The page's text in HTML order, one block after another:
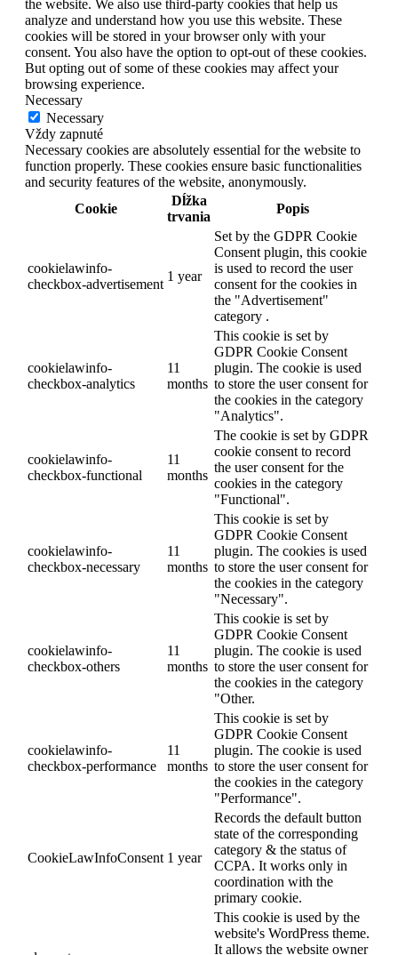
the website. We also use third-party cookies that help us
analyze and understand how you use this website. These
cookies will be stored in your browser only with your
consent. You also have the option to opt-out of these cookies.
But opting out of some of these cookies may affect your
browsing experience.
Necessary
Necessary
Vždy zapnuté
Necessary cookies are absolutely essential for the website to
function properly. These cookies ensure basic functionalities
and security features of the website, anonymously.
Cookie
Dĺžka
trvania
Popis
cookielawinfo-
checkbox-advertisement
1 year
Set by the GDPR Cookie
Consent plugin, this cookie
is used to record the user
consent for the cookies in
the "Advertisement"
category .
cookielawinfo-
checkbox-analytics
11
months
This cookie is set by
GDPR Cookie Consent
plugin. The cookie is used
to store the user consent for
the cookies in the category
"Analytics".
cookielawinfo-
checkbox-functional
11
months
The cookie is set by GDPR
cookie consent to record
the user consent for the
cookies in the category
"Functional".
cookielawinfo-
checkbox-necessary
11
months
This cookie is set by
GDPR Cookie Consent
plugin. The cookies is used
to store the user consent for
the cookies in the category
"Necessary".
cookielawinfo-
checkbox-others
11
months
This cookie is set by
GDPR Cookie Consent
plugin. The cookie is used
to store the user consent for
the cookies in the category
"Other.
cookielawinfo-
checkbox-performance
11
months
This cookie is set by
GDPR Cookie Consent
plugin. The cookie is used
to store the user consent for
the cookies in the category
"Performance".
CookieLawInfoConsent 1 year
Records the default button
state of the corresponding
category & the status of
CCPA. It works only in
coordination with the
primary cookie.
This cookie is used by the
website's WordPress theme.
It allows the website owner